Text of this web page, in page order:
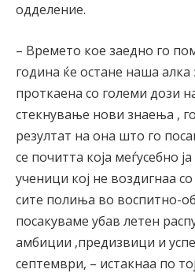
одделение.
– Времето кое заедно го
година ќе остане наша
проткаена со големи дози
стекнување нови знаења ,
резултат на она што го
се почитта која меѓусебно
ученици кој не воздигнаа
сите полиња во воспитно-
посакуваме убав летен
амбиции ,предизвици и
септември, – истакнаа по